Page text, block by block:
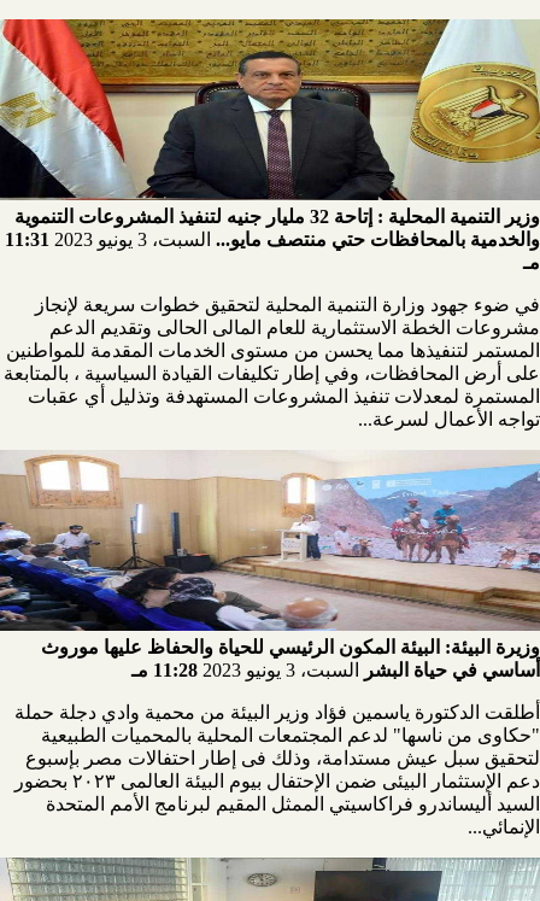
وزير التنمية المحلية : إتاحة 32 مليار جنيه لتنفيذ المشروعات التنموية
والخدمية بالمحافظات حتي منتصف مايو... السبت، 3 يونيو 2023
11:31
مـ
في ضوء جهود وزارة التنمية المحلية لتحقيق خطوات سريعة لإنجاز
مشروعات الخطة الاستثمارية للعام المالى الحالى وتقديم الدعم
المستمر لتنفيذها مما يحسن من مستوى الخدمات المقدمة للمواطنين
على أرض المحافظات، وفي إطار تكليفات القيادة السياسية ، بالمتابعة
المستمرة لمعدلات تنفيذ المشروعات المستهدفة وتذليل أي عقبات
تواجه الأعمال لسرعة...
وزيرة البيئة: البيئة المكون الرئيسي للحياة والحفاظ عليها موروث
أساسي في حياة البشر
السبت، 3 يونيو 2023 11:28 مـ
أطلقت الدكتورة ياسمين فؤاد وزير البيئة من محمية وادي دجلة حملة
"حكاوى من ناسها" لدعم المجتمعات المحلية بالمحميات الطبيعية
لتحقيق سبل عيش مستدامة، وذلك فى إطار احتفالات مصر بإسبوع
دعم الإستثمار البيئى ضمن الإحتفال بيوم البيئة العالمى ٢٠٢٣ بحضور
السيد أليساندرو فراكاسيتي الممثل المقيم لبرنامج الأمم المتحدة
الإنمائي...